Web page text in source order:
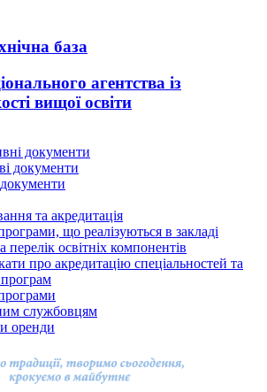
база
агентства із
вищої освіти
документи
документи
та акредитація
що реалізуються в закладі
перелік освітніх компонентів
про акредитацію спеціальностей та
програм
службовцям
оренди